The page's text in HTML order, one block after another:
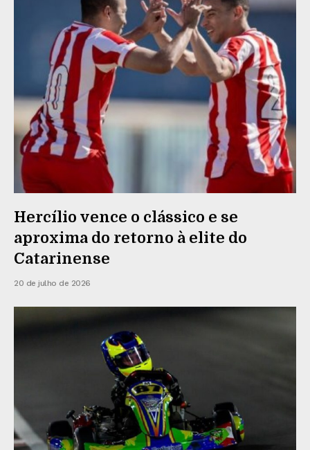
Hercílio vence o clássico e se
aproxima do retorno à elite do
Catarinense
20 de julho de 2026